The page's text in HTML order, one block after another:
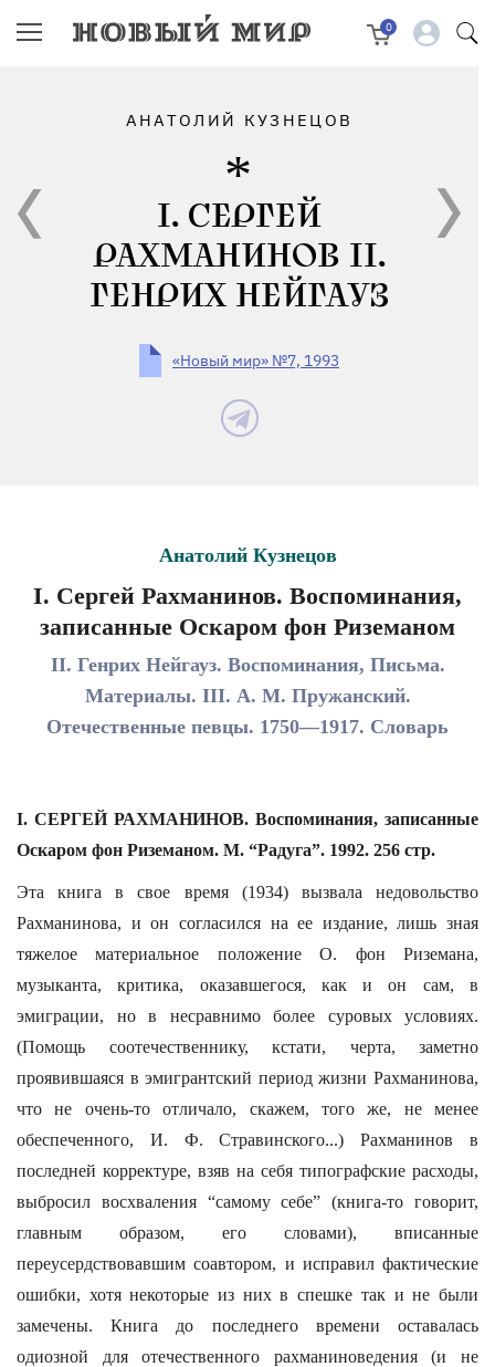
0
АНАТОЛИЙ КУЗНЕЦОВ
I. СЕРГЕЙ
РАХМАНИНОВ II.
ГЕНРИХ НЕЙГАУЗ
«Новый мир» №7, 1993
Анатолий Кузнецов
I. Сергей Рахманинов. Воспоминания,
записанные Оскаром фон Риземаном
II. Генрих Нейгауз. Воспоминания, Письма.
Материалы. III. А. М. Пружанский.
Отечественные певцы. 1750—1917. Словарь
I. СЕРГЕЙ РАХМАНИНОВ. Воспоминания, записанные
Оскаром фон Риземаном. М. “Радуга”. 1992. 256 стр.
Эта книга в свое время (1934) вызвала недовольство
Рахманинова, и он согласился на ее издание, лишь зная
тяжелое материальное положение О. фон Риземана,
музыканта, критика, оказавшегося, как и он сам, в
эмиграции, но в несравнимо более суровых условиях.
(Помощь соотечественнику, кстати, черта, заметно
проявившаяся в эмигрантский период жизни Рахманинова,
что не очень-то отличало, скажем, того же, не менее
обеспеченного, И. Ф. Стравинского...) Рахманинов в
последней корректуре, взяв на себя типографские расходы,
выбросил восхваления “самому себе” (книга-то говорит,
главным образом, его словами), вписанные
переусердствовавшим соавтором, и исправил фактические
ошибки, хотя некоторые из них в спешке так и не были
замечены. Книга до последнего времени оставалась
одиозной для отечественного рахманиноведения (и не